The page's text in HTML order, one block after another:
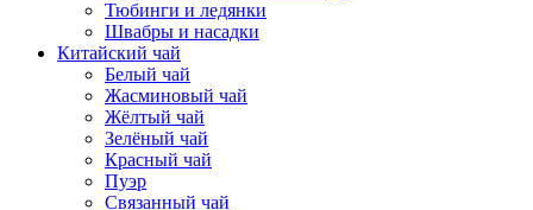
Тюбинги и ледянки
Швабры и насадки
Китайский чай
Белый чай
Жасминовый чай
Жёлтый чай
Зелёный чай
Красный чай
Пуэр
Связанный чай